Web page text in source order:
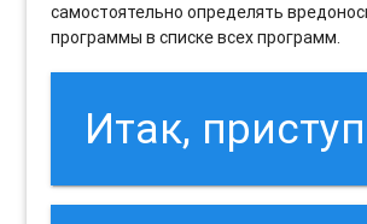
самостоятельно определять
программы в списке всех программ.
Итак,